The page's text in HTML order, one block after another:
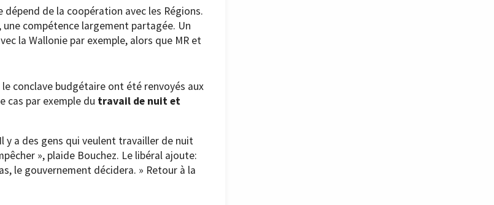
de la coopération avec les Régions.
une compétence largement partagée. Un
la Wallonie par exemple, alors que MR et
conclave budgétaire ont été renvoyés aux
cas par exemple du travail de nuit et
y a des gens qui veulent travailler de nuit
», plaide Bouchez. Le libéral ajoute:
le gouvernement décidera. » Retour à la